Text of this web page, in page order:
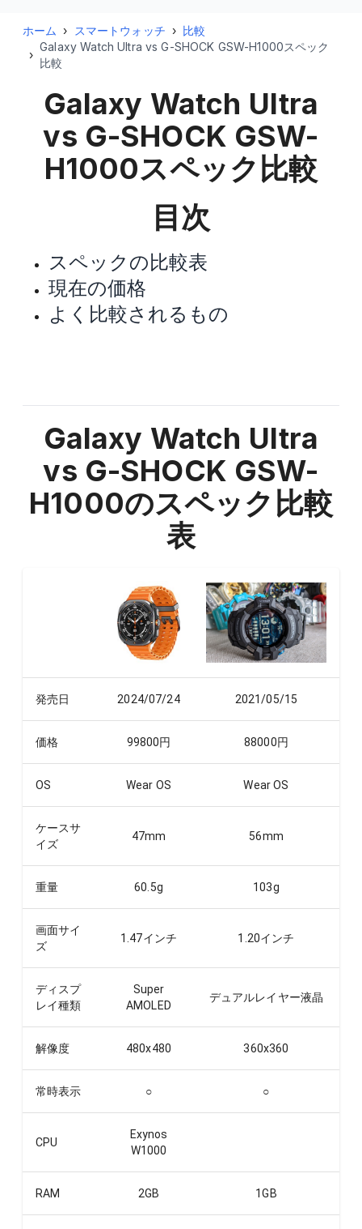
ホーム › スマートウォッチ › 比較
›
Galaxy Watch Ultra vs G-SHOCK GSW-H1000スペック
比較
Galaxy Watch Ultra
vs G-SHOCK GSW-
H1000スペック比較
目次
スペックの比較表
現在の価格
よく比較されるもの
Galaxy Watch Ultra
vs G-SHOCK GSW-
H1000のスペック比較
表
発売日 2024/07/24 2021/05/15
価格 99800円 88000円
OS Wear OS Wear OS
ケースサ
イズ
47mm 56mm
重量 60.5g 103g
画面サイ
ズ
1.47インチ 1.20インチ
ディスプ
レイ種類
Super
AMOLED
デュアルレイヤー液晶
解像度 480x480 360x360
常時表示 ○ ○
CPU
Exynos
W1000
RAM 2GB 1GB